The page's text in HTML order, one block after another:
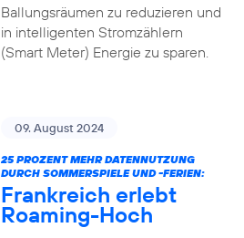
Ballungsräumen zu reduzieren und
in intelligenten Stromzählern
(Smart Meter) Energie zu sparen.
09. August 2024
25 PROZENT MEHR DATENNUTZUNG
DURCH SOMMERSPIELE UND -FERIEN:
Frankreich erlebt
Roaming-Hoch